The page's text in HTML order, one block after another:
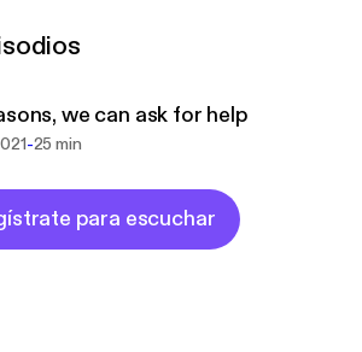
going to experience this deep
point on our journey in this lifetime.
here 💛
we can ask for help
-25 min
para escuchar